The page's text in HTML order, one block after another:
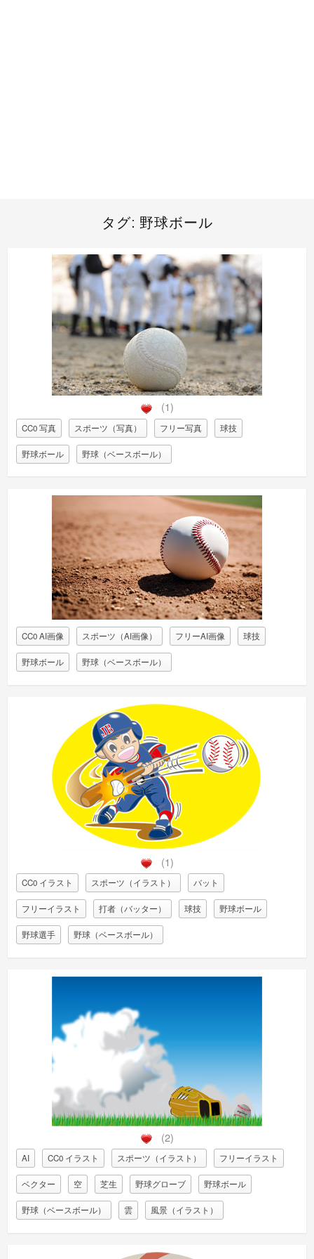
タグ: 野球ボール
(1)
CC0 写真 スポーツ（写真） フリー写真 球技
野球ボール 野球（ベースボール）
CC0 AI画像 スポーツ（AI画像） フリーAI画像 球技
野球ボール 野球（ベースボール）
(1)
CC0 イラスト スポーツ（イラスト） バット
フリーイラスト 打者（バッター） 球技 野球ボール
野球選手 野球（ベースボール）
(2)
AI CC0 イラスト スポーツ（イラスト） フリーイラスト
ベクター 空 芝生 野球グローブ 野球ボール
野球（ベースボール） 雲 風景（イラスト）